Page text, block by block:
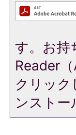
す。お持
Reader
クリッ
ンストー